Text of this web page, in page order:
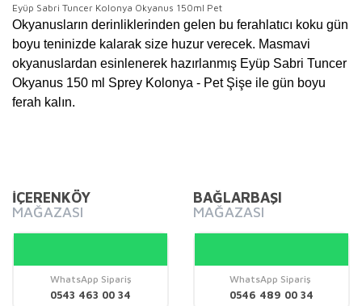
Eyüp Sabri Tuncer Kolonya Okyanus 150ml Pet
Okyanusların derinliklerinden gelen bu ferahlatıcı koku gün
boyu teninizde kalarak size huzur verecek. Masmavi
okyanuslardan esinlenerek hazırlanmış Eyüp Sabri Tuncer
Okyanus 150 ml Sprey Kolonya - Pet Şişe ile gün boyu
ferah kalın.
Yorum Yaz
Görüş ve önerileriniz için teşekkür ederiz.
Ürün resmi kalitesiz, bozuk veya görüntülenemiyor.
Ürün bilgilerinde hatalar bulunuyor.
Ürün fiyatı diğer sitelerden daha pahalı.
İÇERENKÖY
MAĞAZASI
WhatsApp Sipariş
0543 463 00 34
BAĞLARBAŞI
MAĞAZASI
WhatsApp Sipariş
0546 489 00 34